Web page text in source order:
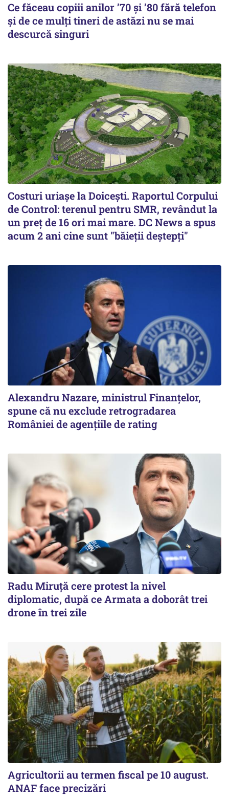
Ce făceau copiii anilor ’70 și ’80 fără telefon
și de ce mulți tineri de astăzi nu se mai
descurcă singuri
Costuri uriaşe la Doiceşti. Raportul Corpului
de Control: terenul pentru SMR, revândut la
un preţ de 16 ori mai mare. DC News a spus
acum 2 ani cine sunt "băieţii deştepţi"
Alexandru Nazare, ministrul Finanţelor,
spune că nu exclude retrogradarea
României de agenţiile de rating
Radu Miruţă cere protest la nivel
diplomatic, după ce Armata a doborât trei
drone în trei zile
Agricultorii au termen fiscal pe 10 august.
ANAF face precizări